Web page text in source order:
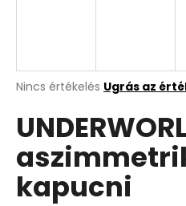
A
átlagos
értékelése
ből
0,0
csillag.
Nincs értékelés Ugrás az
kapucni